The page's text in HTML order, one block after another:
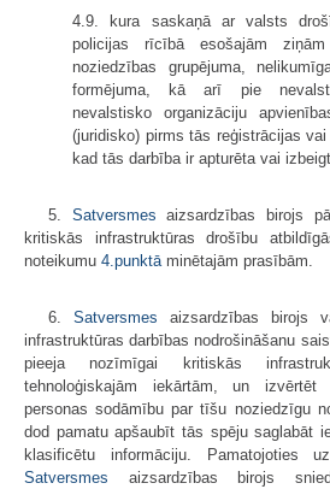
4.9. kura saskaņā ar valsts
policijas rīcībā esošajām
noziedzības grupējuma,
formējuma, kā arī pie
nevalstisko organizāciju
(juridisko) pirms tās reģistrācijas
kad tās darbība ir apturēta vai
5. Satversmes aizsardzības birojs
kritiskās infrastruktūras drošību
noteikumu 4.punktāminētajām prasībām.
6. Satversmes aizsardzības birojs
infrastruktūras darbības nodrošināšanu
pieeja nozīmīgai kritiskās
tehnoloģiskajām iekārtām, un
personas sodāmību par tīšu noziedzīgu
dod pamatu apšaubīt tās spēju saglabāt
klasificētu informāciju. Pamatojoties
Satversmes aizsardzības birojs